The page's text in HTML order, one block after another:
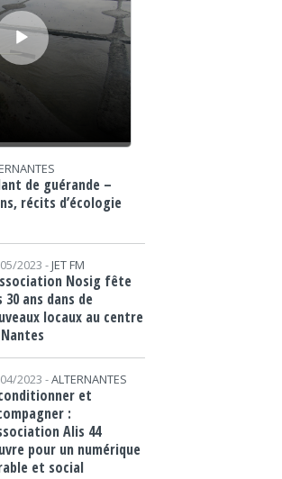
de guérande –
récits d’écologie
2023 - JET FM
Nosig fête
30 ans dans de
locaux au centre
2023 -ALTERNANTES
et
:
Alis 44
pour un numérique
et social